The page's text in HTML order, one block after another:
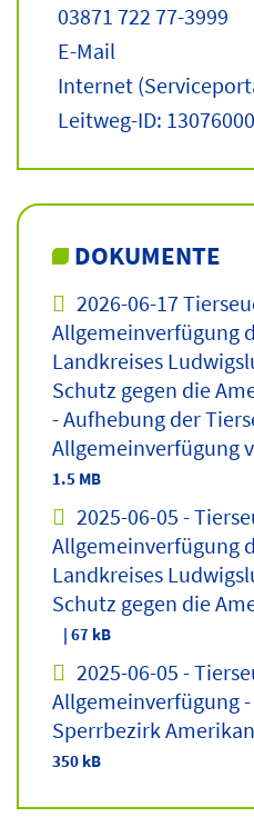
03871 722 77-3999
E-Mail
Internet
Leitweg-ID:
DOKUMENTE
2026-06-17
Allgemeinverfügung
Landkreises
Schutz gegen die
- Aufhebung der
Allgemeinverfügung
1.5 MB
2025-06-05 -
Allgemeinverfügung
Landkreises
Schutz gegen die
| 67 kB
2025-06-05 -
Allgemeinverfügung
Sperrbezirk
350 kB